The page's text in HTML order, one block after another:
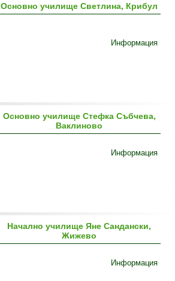
Основно училище Светлина, Крибул
Информация
Основно училище Стефка Събчева,
Ваклиново
Информация
Начално училище Яне Сандански,
Жижево
Информация